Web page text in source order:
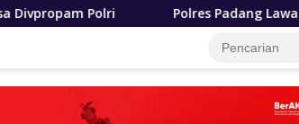
Polres Padang Lawas Utara Resmi Berdiri,